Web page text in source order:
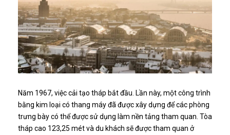
Năm 1967, việc cải tạo tháp bắt đầu. Lần này, một công trình
bằng kim loại có thang máy đã được xây dựng để các phòng
trưng bày có thể được sử dụng làm nền tảng tham quan. Tòa
tháp cao 123,25 mét và du khách sẽ được tham quan ở